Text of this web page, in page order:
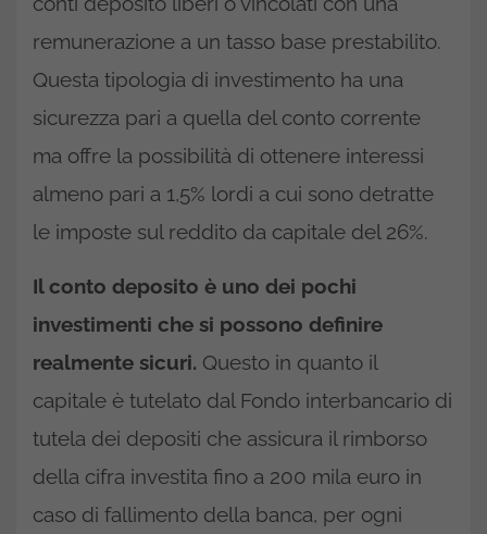
remunerazione a un tasso base prestabilito.
Questa tipologia di investimento ha una
sicurezza pari a quella del conto corrente
ma offre la possibilità di ottenere interessi
almeno pari a 1,5% lordi a cui sono detratte
le imposte sul reddito da capitale del 26%.
Il conto deposito è uno dei pochi
investimenti che si possono definire
realmente sicuri. Questo in quanto il
capitale è tutelato dal Fondo interbancario di
tutela dei depositi che assicura il rimborso
della cifra investita fino a 200 mila euro in
caso di fallimento della banca, per ogni